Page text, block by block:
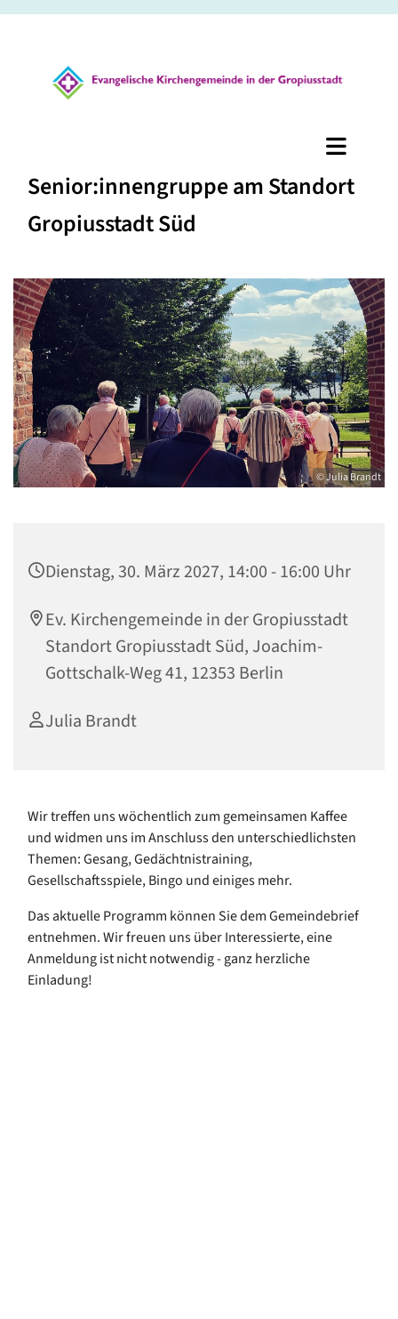
Senior:innengruppe am Standort
Gropiusstadt Süd
© Julia Brandt
Dienstag, 30. März 2027, 14:00 - 16:00 Uhr
Ev. Kirchengemeinde in der Gropiusstadt
Standort Gropiusstadt Süd, Joachim-
Gottschalk-Weg 41, 12353 Berlin
Julia Brandt
Wir treffen uns wöchentlich zum gemeinsamen Kaffee
und widmen uns im Anschluss den unterschiedlichsten
Themen: Gesang, Gedächtnistraining,
Gesellschaftsspiele, Bingo und einiges mehr.
Das aktuelle Programm können Sie dem Gemeindebrief
entnehmen. Wir freuen uns über Interessierte, eine
Anmeldung ist nicht notwendig - ganz herzliche
Einladung!